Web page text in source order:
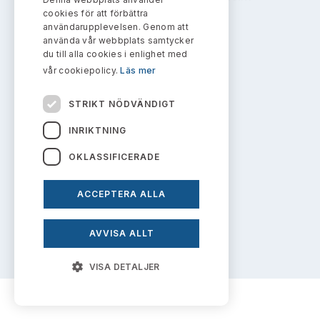
Ledamöter
Huvudmän
Publikationer och anföranden
Sök uttalanden
Avgifter
Prenumerera
Kontakt administrativa ärenden
info@aktiemarknadsnamnden.se
Om innehållet
Om webbplatsen
Kakor
Personuppgiftspolicy
Prenumerera på uttalanden
cookies för att förbättra
användarupplevelsen. Genom att
använda vår webbplats samtycker
du till alla cookies i enlighet med
vår cookiepolicy.Läs mer
STRIKT NÖDVÄNDIGT
INRIKTNING
OKLASSIFICERADE
ACCEPTERA ALLA
AVVISA ALLT
VISA DETALJER